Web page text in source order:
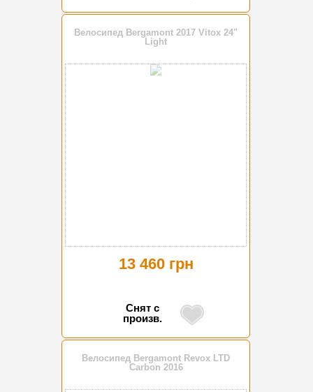
Велосипед Bergamont 2017 Vitox 24"
Light
13 460 грн
Снят с
произв.
Велосипед Bergamont Revox LTD
Carbon 2016